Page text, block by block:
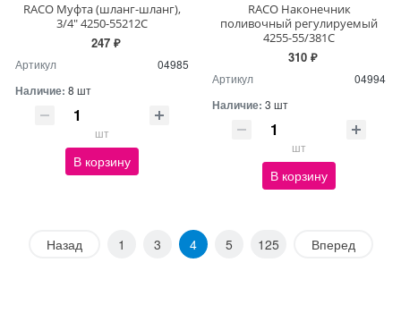
RACO Муфта (шланг-шланг),
3/4" 4250-55212С
247 ₽
Артикул 04985
Наличие: 8 шт
шт
В корзину
RACO Наконечник
поливочный регулируемый
4255-55/381С
310 ₽
Артикул 04994
Наличие: 3 шт
шт
В корзину
Назад 1 3 4 5 125 Вперед